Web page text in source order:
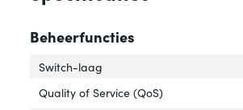
Beheerfuncties
Switch-laag
Quality of Service (QoS)